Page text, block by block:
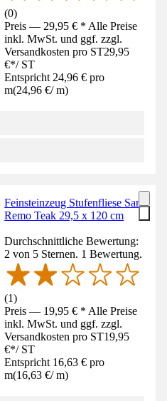
(0)
Preis — 29,95 € * Alle Preise
inkl. MwSt. und ggf. zzgl.
Versandkosten pro ST29,95
€*/ ST
Entspricht 24,96 € pro
m(24,96 €/ m)
Feinsteinzeug Stufenfliese San
Remo Teak 29,5 x 120 cm
Durchschnittliche Bewertung:
2 von 5 Sternen. 1 Bewertung.
(1)
Preis — 19,95 € * Alle Preise
inkl. MwSt. und ggf. zzgl.
Versandkosten pro ST19,95
€*/ ST
Entspricht 16,63 € pro
m(16,63 €/ m)